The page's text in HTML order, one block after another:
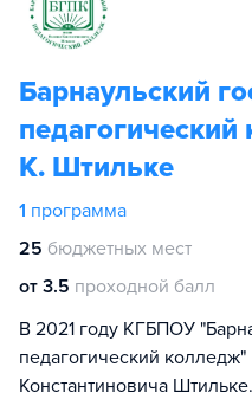
Барнаульский
К. Штильке
1 программа
25 бюджетных мест
от 3.5 проходной балл
В 2021 году КГБПОУ
педагогический
Константиновича